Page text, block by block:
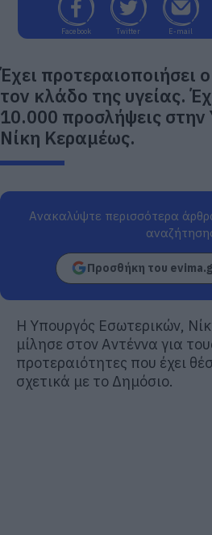
Facebook Twitter E-mail
Έχει προτεραιοποιήσει
τον κλάδο της υγείας.
10.000 προσλήψεις στην
Νίκη Κεραμέως.
Ανακαλύψτε περισσότερα
Προσθήκη του
Η Υπουργός Εσωτερικών,
μίλησε στον Αντέννα για
προτεραιότητες που έχει
σχετικά με το Δημόσιο.